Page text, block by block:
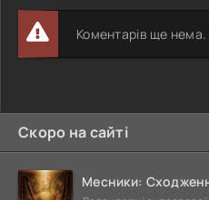
Коментарів ще
Скоро на сайті
Месники: